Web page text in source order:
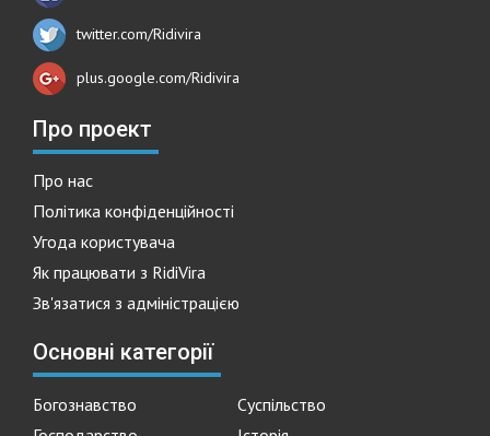
twitter.com/Ridivira
plus.google.com/Ridivira
Про проект
Про нас
Політика конфіденційності
Угода користувача
Як працювати з RidiVira
Зв'язатися з адміністрацією
Основні категорії
Богознавство
Суспільство